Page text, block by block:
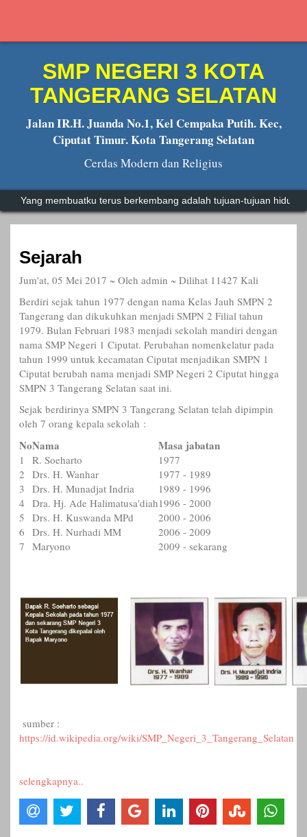
SMP NEGERI 3 KOTA
TANGERANG SELATAN
Jalan IR.H. Juanda No.1, Kel Cempaka Putih. Kec,
Ciputat Timur. Kota Tangerang Selatan
Cerdas Modern dan Religius
membuatku terus berkembang adalah tujuan-tujuan hidupku.
Sejarah
Jum'at, 05 Mei 2017 ~ Oleh admin ~ Dilihat 11427 Kali
Berdiri sejak tahun 1977 dengan nama Kelas Jauh SMPN 2
Tangerang dan dikukuhkan menjadi SMPN 2 Filial tahun
1979. Bulan Februari 1983 menjadi sekolah mandiri dengan
nama SMP Negeri 1 Ciputat. Perubahan nomenkelatur pada
tahun 1999 untuk kecamatan Ciputat menjadikan SMPN 1
Ciputat berubah nama menjadi SMP Negeri 2 Ciputat hingga
SMPN 3 Tangerang Selatan saat ini.
Sejak berdirinya SMPN 3 Tangerang Selatan telah dipimpin
oleh 7 orang kepala sekolah :
NoNama Masa jabatan
1 R. Soeharto
1977
2 Drs. H. Wanhar
1977 - 1989
3 Drs. H. Munadjat Indria
1989 - 1996
4 Dra. Hj. Ade Halimatusa'diah1996 - 2000
5 Drs. H. Kuswanda MPd
2000 - 2006
6 Drs. H. Nurhadi MM
2006 - 2009
7 Maryono 2009 - sekarang
sumber :
https://id.wikipedia.org/wiki/SMP_Negeri_3_Tangerang_Selatan
selengkapnya..